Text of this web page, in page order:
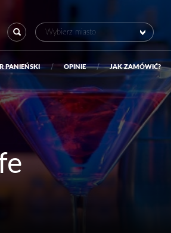
Szukaj: Wybierz miasto
PANIEŃSKI OPINIE JAK ZAMÓWIĆ?